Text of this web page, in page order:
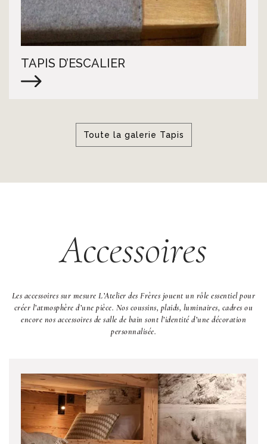
TAPIS D’ESCALIER
Toute la galerie Tapis
Accessoires
Les accessoires sur mesure L’Atelier des Frères jouent un rôle essentiel pour
créer l’atmosphère d’une pièce. Nos coussins, plaids, luminaires, cadres ou
encore nos accessoires de salle de bain sont l’identité d’une décoration
personnalisée.